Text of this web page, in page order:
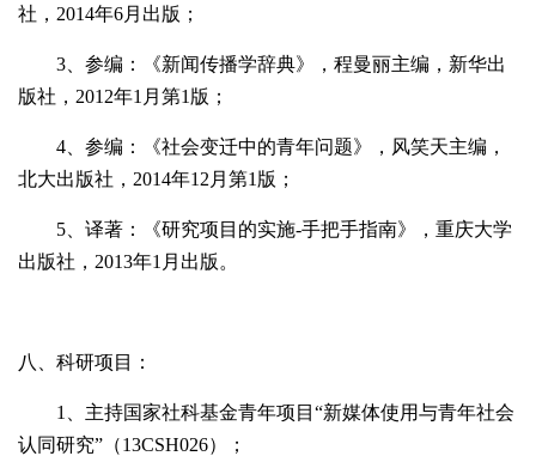
社， 2014年6月出版；
3 、参编：《新闻传播学辞典》，程曼丽主编，新华出
版社， 2012年1月第1版；
4 、参编：《社会变迁中的青年问题》，风笑天主编，
北大出版社， 2014年12月第1版；
5 、译著：《研究项目的实施-手把手指南》，重庆大学
出版社， 2013年1月出版。
八、科研项目：
1
、主持国家社科基金青年项目“新媒体使用与青年社会
认同研究”（13CSH026）；